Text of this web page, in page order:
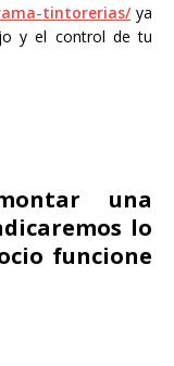
tintorerias/ya
y el control de tu
una
lo
funcione